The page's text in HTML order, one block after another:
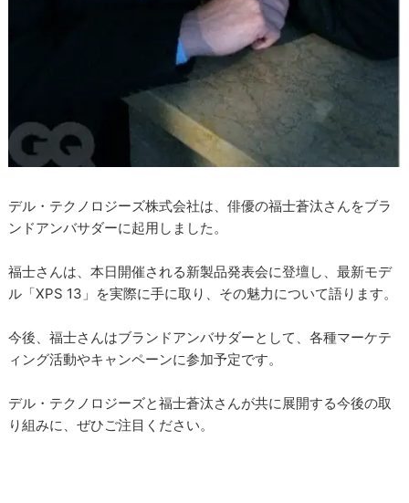
デル・テクノロジーズ株式会社は、俳優の福士蒼汰さんをブラ
ンドアンバサダーに起用しました。
福士さんは、本日開催される新製品発表会に登壇し、最新モデ
ル「XPS 13」を実際に手に取り、その魅力について語ります。
今後、福士さんはブランドアンバサダーとして、各種マーケテ
ィング活動やキャンペーンに参加予定です。
デル・テクノロジーズと福士蒼汰さんが共に展開する今後の取
り組みに、ぜひご注目ください。